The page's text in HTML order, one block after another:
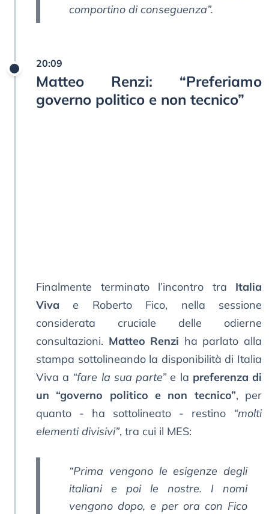
comportino di conseguenza”.
20:09
Matteo Renzi: “Preferiamo
governo politico e non tecnico”
Finalmente terminato l’incontro tra Italia
Viva e Roberto Fico, nella sessione
considerata cruciale delle odierne
consultazioni. Matteo Renzi ha parlato alla
stampa sottolineando la disponibilità di Italia
Viva a “fare la sua parte”e la preferenza di
un “governo politico e non tecnico”, per
quanto - ha sottolineato - restino “molti
elementi divisivi”, tra cui il MES:
“Prima vengono le esigenze degli
italiani e poi le nostre. I nomi
vengono dopo, e per ora con Fico